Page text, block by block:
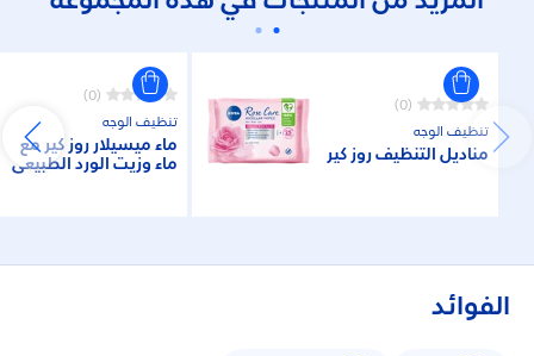
(0)
تنظيف الوجه
مناديل التنظيف روز كير
(0)
تنظيف الوجه
ماء ميسيلار روز كير مع
ماء وزيت الورد الطبيعي
الفوائد